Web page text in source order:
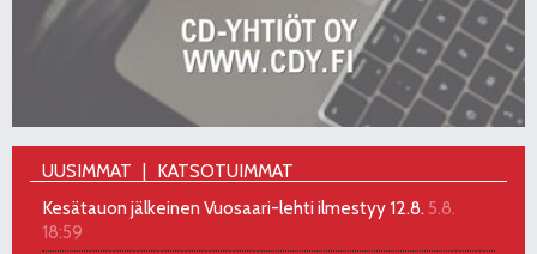
UUSIMMAT
KATSOTUIMMAT
Kesätauon jälkeinen Vuosaari-lehti ilmestyy 12.8. 5.8.
18:59